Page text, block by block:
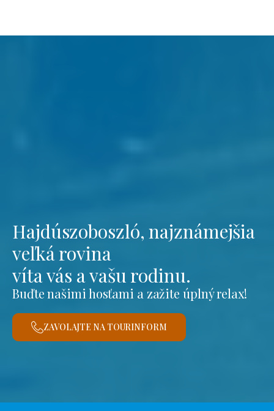
Hajdúszoboszló, najznámejšia
veľká rovina
víta vás a vašu rodinu.
Buďte našimi hosťami a zažite úplný relax!
ZAVOLAJTE NA TOURINFORM